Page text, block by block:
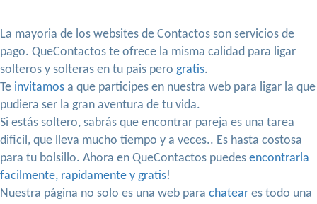
La mayoria de los websites de Contactos son servicios de
pago. QueContactos te ofrece la misma calidad para ligar
solteros y solteras en tu pais pero gratis.
Te invitamos a que participes en nuestra web para ligar la que
pudiera ser la gran aventura de tu vida.
Si estás soltero, sabrás que encontrar pareja es una tarea
dificil, que lleva mucho tiempo y a veces.. Es hasta costosa
para tu bolsillo. Ahora en QueContactos puedes encontrarla
facilmente, rapidamente y gratis!
Nuestra página no solo es una web para chatear es todo una